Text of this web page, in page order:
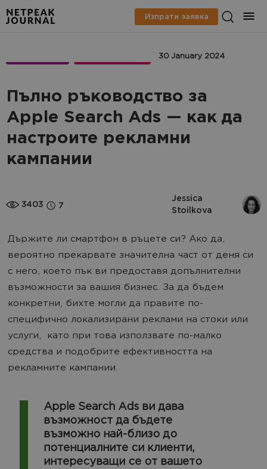
Изпрати заявка
30 January 2024
Пълно ръководство за
Apple Search Ads — как да
настроите рекламни
кампании
3403 7
Jessica
Stoilkova
Държите ли смартфон в ръцете си? Ако да,
вероятно прекарвате значителна част от деня си
с него, което пък ви предоставя допълнителни
възможности за вашия бизнес. За да бъдем
конкретни, бихте могли да правите по-
специфично локализирани реклами на стоки или
услуги,
като при това използвате по-малко
средства и подобрите ефективността на
рекламните кампании.
Apple Search Ads ви дава
възможност да бъдете
възможно най-близо до
потенциалните си клиенти,
интересуващи се от вашето